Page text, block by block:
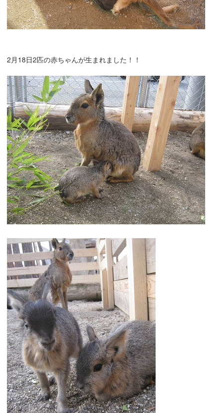
2月18日2匹の赤ちゃんが生まれました！！